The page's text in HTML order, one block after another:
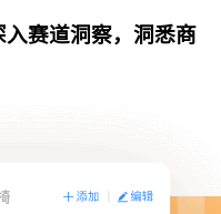
赛道洞察，洞悉商